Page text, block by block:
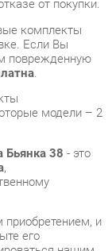
модели – 2
38
- это
и
его
нашим
вы можете по